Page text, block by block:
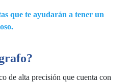
que te ayudarán a tener un
de alta precisión que cuenta con